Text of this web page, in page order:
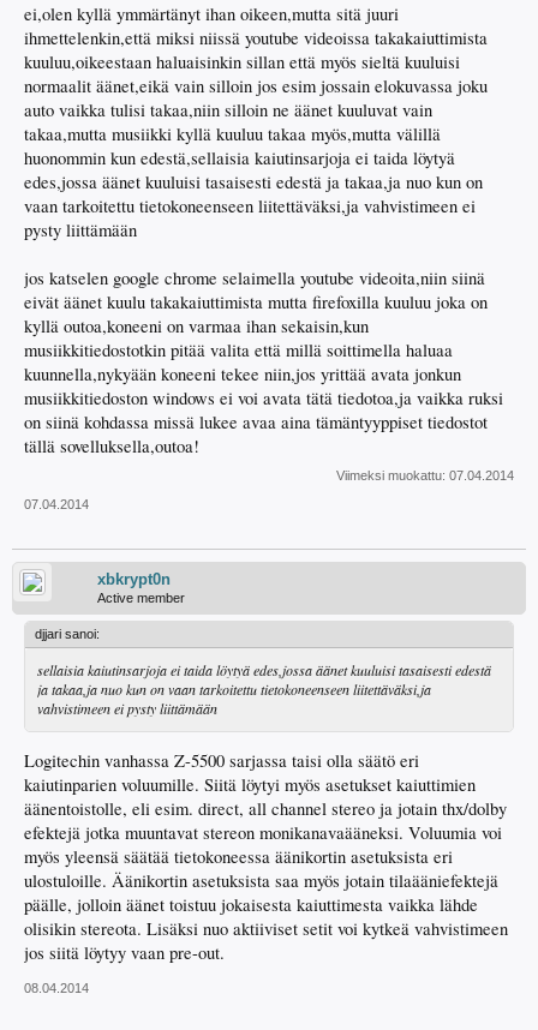
ei,olen kyllä ymmärtänyt ihan oikeen,mutta sitä juuri
ihmettelenkin,että miksi niissä youtube videoissa takakaiuttimista
kuuluu,oikeestaan haluaisinkin sillan että myös sieltä kuuluisi
normaalit äänet,eikä vain silloin jos esim jossain elokuvassa joku
auto vaikka tulisi takaa,niin silloin ne äänet kuuluvat vain
takaa,mutta musiikki kyllä kuuluu takaa myös,mutta välillä
huonommin kun edestä,sellaisia kaiutinsarjoja ei taida löytyä
edes,jossa äänet kuuluisi tasaisesti edestä ja takaa,ja nuo kun on
vaan tarkoitettu tietokoneenseen liitettäväksi,ja vahvistimeen ei
pysty liittämään
jos katselen google chrome selaimella youtube videoita,niin siinä
eivät äänet kuulu takakaiuttimista mutta firefoxilla kuuluu joka on
kyllä outoa,koneeni on varmaa ihan sekaisin,kun
musiikkitiedostotkin pitää valita että millä soittimella haluaa
kuunnella,nykyään koneeni tekee niin,jos yrittää avata jonkun
musiikkitiedoston windows ei voi avata tätä tiedotoa,ja vaikka ruksi
on siinä kohdassa missä lukee avaa aina tämäntyyppiset tiedostot
tällä sovelluksella,outoa!
Viimeksi muokattu: 07.04.2014
07.04.2014
xbkrypt0n
Active member
djjari sanoi:
sellaisia kaiutinsarjoja ei taida löytyä edes,jossa äänet kuuluisi tasaisesti edestä
ja takaa,ja nuo kun on vaan tarkoitettu tietokoneenseen liitettäväksi,ja
vahvistimeen ei pysty liittämään
Logitechin vanhassa Z-5500 sarjassa taisi olla säätö eri
kaiutinparien voluumille. Siitä löytyi myös asetukset kaiuttimien
äänentoistolle, eli esim. direct, all channel stereo ja jotain thx/dolby
efektejä jotka muuntavat stereon monikanavaääneksi. Voluumia voi
myös yleensä säätää tietokoneessa äänikortin asetuksista eri
ulostuloille. Äänikortin asetuksista saa myös jotain tilaääniefektejä
päälle, jolloin äänet toistuu jokaisesta kaiuttimesta vaikka lähde
olisikin stereota. Lisäksi nuo aktiiviset setit voi kytkeä vahvistimeen
jos siitä löytyy vaan pre-out.
08.04.2014